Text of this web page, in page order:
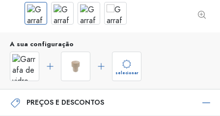
A sua configuração
selecionar
PREÇOS E DESCONTOS